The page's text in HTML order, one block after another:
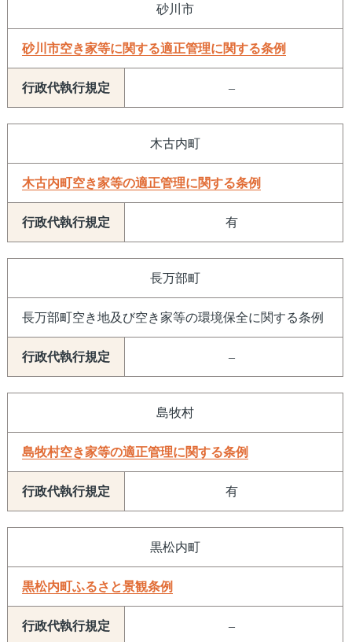
砂川市
砂川市空き家等に関する適正管理に関する条例
–
木古内町
木古内町空き家等の適正管理に関する条例
有
長万部町
長万部町空き地及び空き家等の環境保全に関する条例
–
島牧村
島牧村空き家等の適正管理に関する条例
有
黒松内町
黒松内町ふるさと景観条例
–